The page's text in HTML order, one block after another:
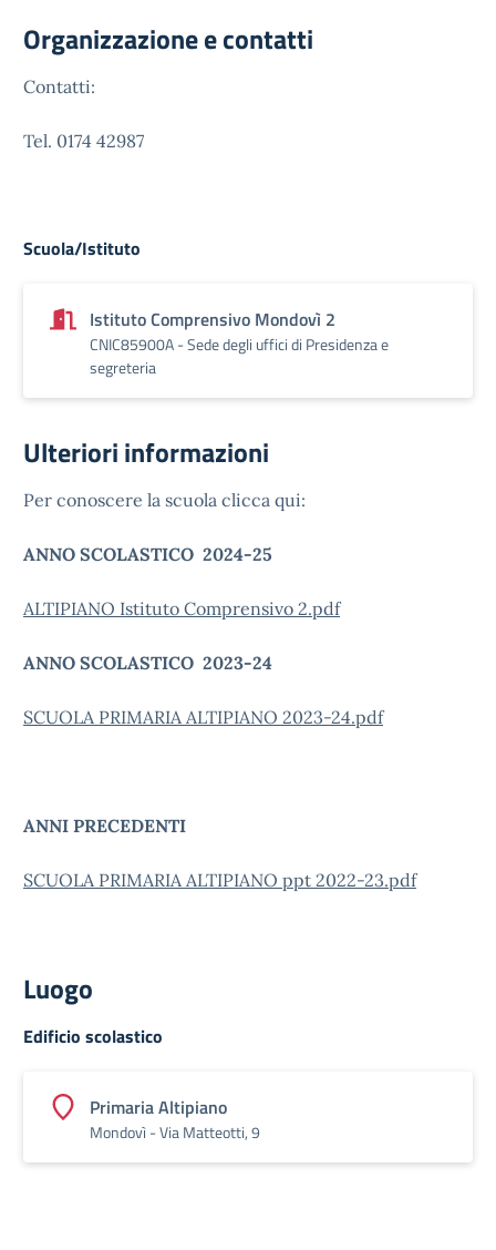
Organizzazione e contatti
Contatti:
Tel. 0174 42987
Scuola/Istituto
Istituto Comprensivo Mondovì 2
CNIC85900A - Sede degli uffici di Presidenza e
segreteria
Ulteriori informazioni
Per conoscere la scuola clicca qui:
ANNO SCOLASTICO 2024-25
ALTIPIANO Istituto Comprensivo 2.pdf
ANNO SCOLASTICO 2023-24
SCUOLA PRIMARIA ALTIPIANO 2023-24.pdf
ANNI PRECEDENTI
SCUOLA PRIMARIA ALTIPIANO ppt 2022-23.pdf
Luogo
Edificio scolastico
Primaria Altipiano
Mondovì - Via Matteotti, 9